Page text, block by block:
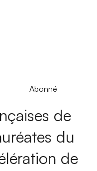
Abonné
de
du
de